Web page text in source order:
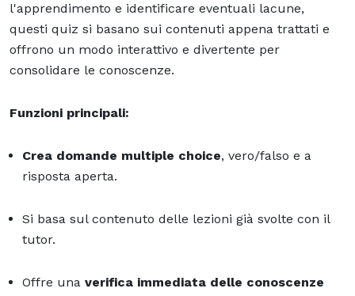
l'apprendimento e identificare eventuali lacune,
questi quiz si basano sui contenuti appena trattati e
offrono un modo interattivo e divertente per
consolidare le conoscenze.
Funzioni principali:
Crea domande multiple choice, vero/falso e a
risposta aperta.
Si basa sul contenuto delle lezioni già svolte con il
tutor.
Offre una verifica immediata delle conoscenze